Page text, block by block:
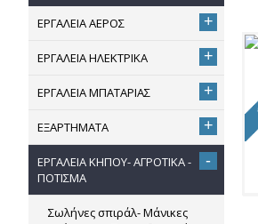
ΕΡΓΑΛΕΙΑ ΑΕΡΟΣ +
ΕΡΓΑΛΕΙΑ ΗΛΕΚΤΡΙΚΑ +
ΕΡΓΑΛΕΙΑ ΜΠΑΤΑΡΙΑΣ +
ΕΞΑΡΤΗΜΑΤΑ +
ΕΡΓΑΛΕΙΑ ΚΗΠΟΥ- ΑΓΡΟΤΙΚΑ -
ΠΟΤΙΣΜΑ
-
Σωλήνες σπιράλ- Μάνικες